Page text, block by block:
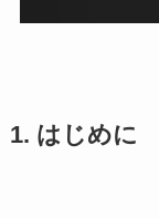
1. はじめに